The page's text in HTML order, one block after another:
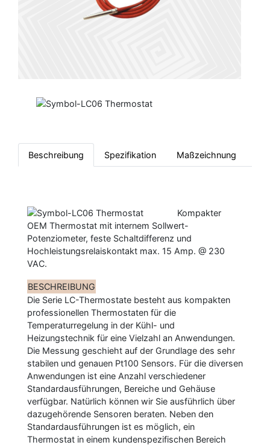
Beschreibung Spezifikation Maßzeichnung
Kompakter
OEM Thermostat mit internem Sollwert-
Potenziometer, feste Schaltdifferenz und
Hochleistungsrelaiskontakt max. 15 Amp. @ 230
VAC.
BESCHREIBUNG
Die Serie LC-Thermostate besteht aus kompakten
professionellen Thermostaten für die
Temperaturregelung in der Kühl- und
Heizungstechnik für eine Vielzahl an Anwendungen.
Die Messung geschieht auf der Grundlage des sehr
stabilen und genauen Pt100 Sensors. Für die diversen
Anwendungen ist eine Anzahl verschiedener
Standardausführungen, Bereiche und Gehäuse
verfügbar. Natürlich können wir Sie ausführlich über
dazugehörende Sensoren beraten. Neben den
Standardausführungen ist es möglich, ein
Thermostat in einem kundenspezifischen Bereich